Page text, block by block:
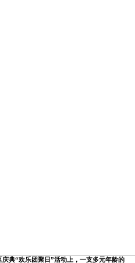
典“欢乐团聚日”活动上，一支多元年龄的